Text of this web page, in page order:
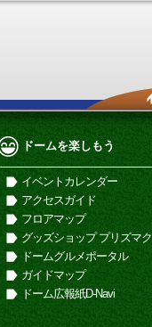
ドームを楽しもう
イベントカレンダー
アクセスガイド
フロアマップ
グッズショップ プリズマ
ドームグルメポータル
ガイドマップ
ドーム広報紙D-Navi